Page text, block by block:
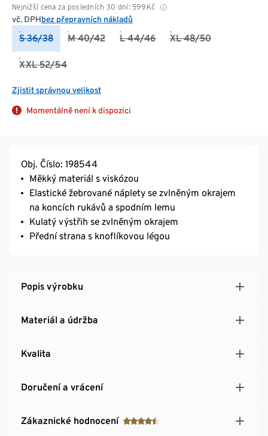
Nejnižší cena za posledních 30 dní: 599 Kč
vč. DPHbez přepravních nákladů
S 36/38 M 40/42 L 44/46 XL 48/50
XXL 52/54
Zjistit správnou velikost
Momentálně není k dispozici
Obj. Číslo: 198544
Měkký materiál s viskózou
Elastické žebrované náplety se zvlněným okrajem
na koncích rukávů a spodním lemu
Kulatý výstřih se zvlněným okrajem
Přední strana s knoflíkovou légou
Popis výrobku
Materiál a údržba
Kvalita
Doručení a vrácení
Zákaznické hodnocení